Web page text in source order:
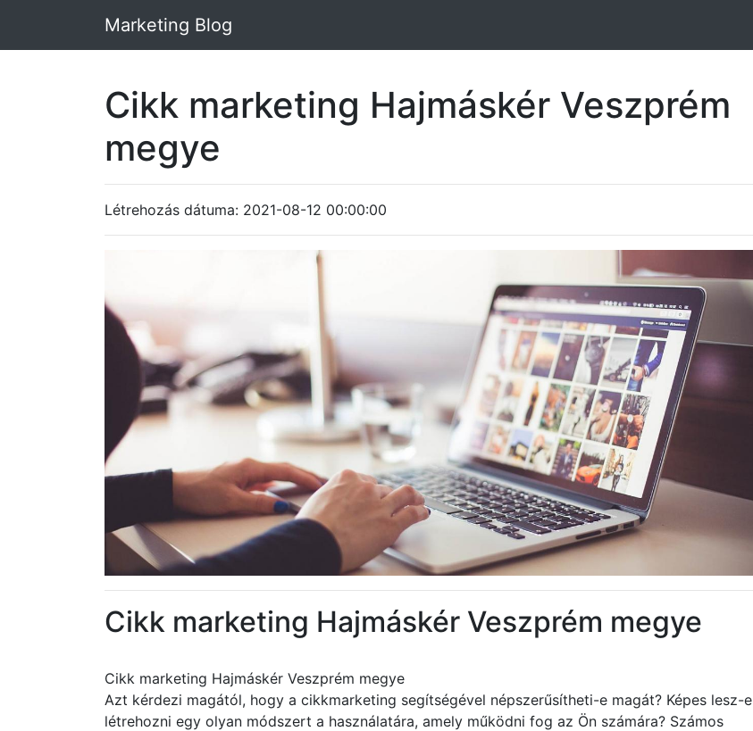
Marketing Blog
Cikk marketing Hajmáskér Veszprém
megye
Létrehozás dátuma: 2021-08-12 00:00:00
Cikk marketing Hajmáskér Veszprém megye
Cikk marketing Hajmáskér Veszprém megye
Azt kérdezi magától, hogy a cikkmarketing segítségével népszerűsítheti-e magát? Képes lesz-e
létrehozni egy olyan módszert a használatára, amely működni fog az Ön számára? Számos